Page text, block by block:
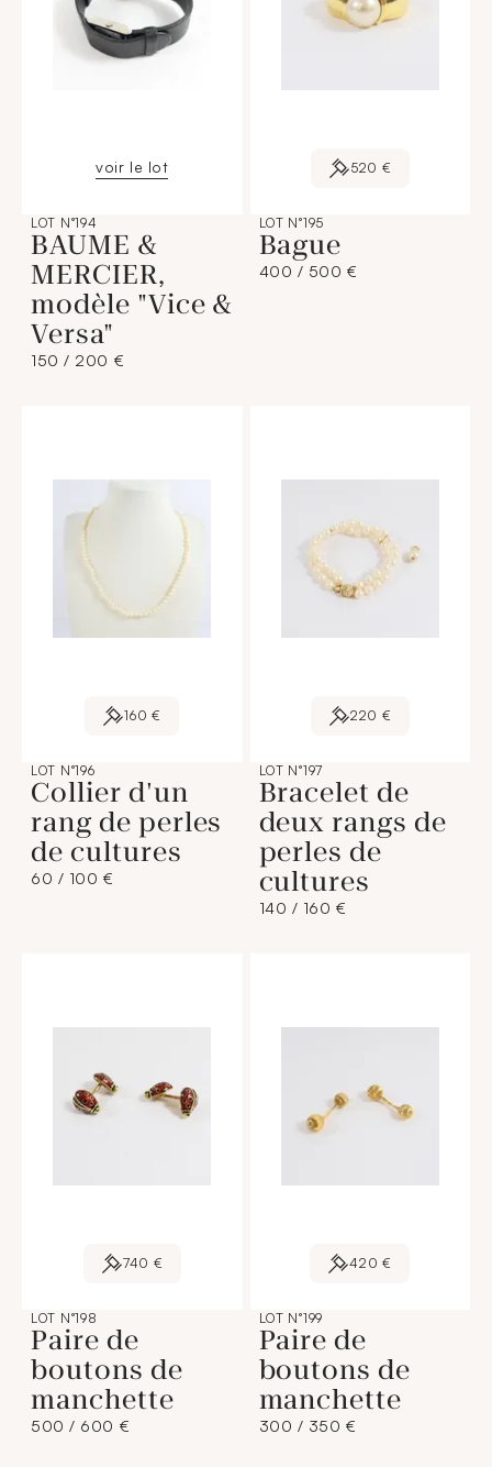
voir le lot
LOT N°194
BAUME &
MERCIER,
modèle "Vice &
Versa"
150 / 200 €
520 €
LOT N°195
Bague
400 / 500 €
160 €
LOT N°196
Collier d'un
rang de perles
de cultures
60 / 100 €
220 €
LOT N°197
Bracelet de
deux rangs de
perles de
cultures
140 / 160 €
740 €
LOT N°198
Paire de
boutons de
manchette
500 / 600 €
420 €
LOT N°199
Paire de
boutons de
manchette
300 / 350 €